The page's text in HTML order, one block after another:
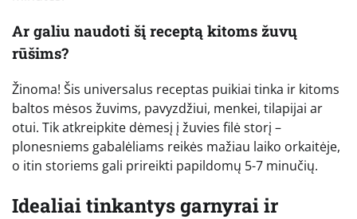
Ar galiu naudoti šį receptą kitoms žuvų
rūšims?
Žinoma! Šis universalus receptas puikiai tinka ir kitoms
baltos mėsos žuvims, pavyzdžiui, menkei, tilapijai ar
otui. Tik atkreipkite dėmesį į žuvies filė storį –
plonesniems gabalėliams reikės mažiau laiko orkaitėje,
o itin storiems gali prireikti papildomų 5-7 minučių.
Idealiai tinkantys garnyrai ir